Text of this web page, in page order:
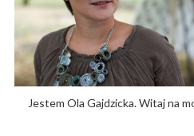
Jestem Ola Gajdzicka. Witaj na